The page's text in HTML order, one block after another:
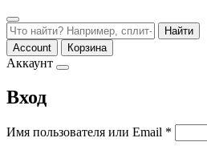
Найти
Account
Корзина
Аккаунт
Вход
Имя пользователя или Email *